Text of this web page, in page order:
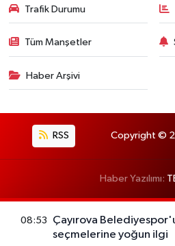
Trafik Durumu
Tüm Manşetler
Haber Arşivi
RSS Copyright ©
Haber Yazılımı:
08:53
Çayırova
seçmelerine yoğun ilgi